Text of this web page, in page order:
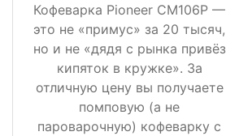
Кофеварка Pioneer CM106P —
это не «примус» за 20 тысяч,
но и не «дядя с рынка привёз
кипяток в кружке». За
отличную цену вы получаете
помповую (а не
пароварочную) кофеварку с